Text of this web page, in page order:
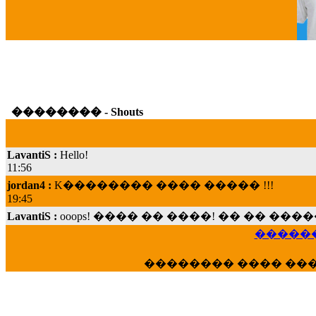
�������� - Shouts
11:56
jordan4 :
19:45
LavantiS :
���; ���� ��� ��� �������� ����
�������� ����